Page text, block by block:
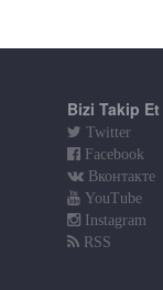
Bizi Takip Et
Twitter
Facebook
Вконтакте
YouTube
Instagram
RSS